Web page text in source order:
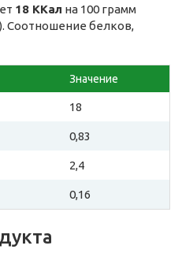
18 ККал на 100 грамм
Соотношение белков,
Значение
18
0,83
2,4
0,16